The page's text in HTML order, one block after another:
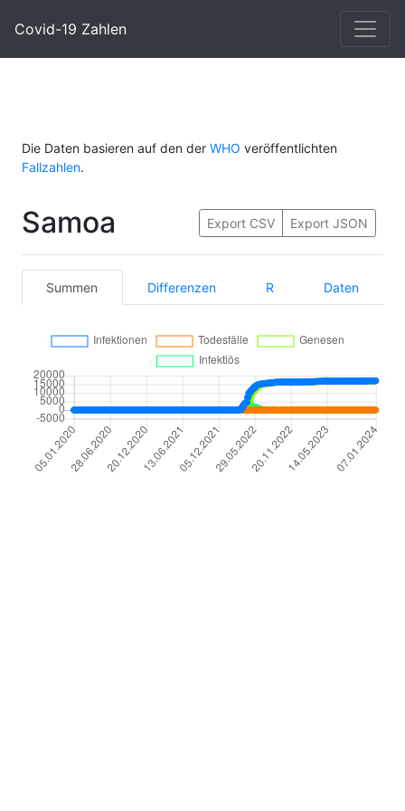
Covid-19 Zahlen
Die Daten basieren auf den der WHO veröffentlichten
Fallzahlen.
Samoa Export CSV Export JSON
Summen Differenzen R Daten